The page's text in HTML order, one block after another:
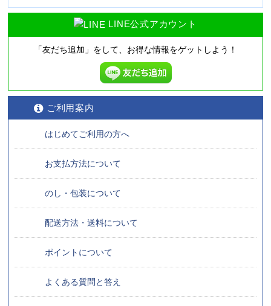
LINE公式アカウント
「友だち追加」をして、 お得な情報をゲットしよう！
ご利用案内
はじめてご利用の方へ
お支払方法について
のし・包装について
配送方法・送料について
ポイントについて
よくある質問と答え